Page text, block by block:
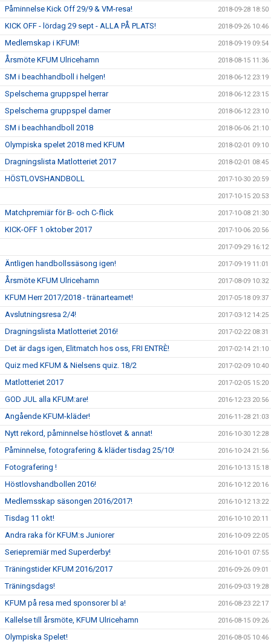
Påminnelse Kick Off 29/9 & VM-resa! 2018-09-28 18:50
KICK OFF - lördag 29 sept - ALLA PÅ PLATS! 2018-09-26 10:46
Medlemskap i KFUM! 2018-09-19 09:54
Årsmöte KFUM Ulricehamn 2018-08-15 11:36
SM i beachhandboll i helgen! 2018-06-12 23:19
Spelschema gruppspel herrar 2018-06-12 23:15
Spelschema gruppspel damer 2018-06-12 23:10
SM i beachhandboll 2018 2018-06-06 21:10
Olympiska spelet 2018 med KFUM 2018-02-01 09:10
Dragningslista Matlotteriet 2017 2018-02-01 08:45
HÖSTLOVSHANDBOLL 2017-10-30 20:59
2017-10-15 20:53
Matchpremiär för B- och C-flick 2017-10-08 21:30
KICK-OFF 1 oktober 2017 2017-10-06 20:56
2017-09-29 16:12
Äntligen handbollssäsong igen! 2017-09-19 11:01
Årsmöte KFUM Ulricehamn 2017-08-09 10:32
KFUM Herr 2017/2018 - tränarteamet! 2017-05-18 09:37
Avslutningsresa 2/4! 2017-03-12 14:25
Dragningslista Matlotteriet 2016! 2017-02-22 08:31
Det är dags igen, Elitmatch hos oss, FRI ENTRÈ! 2017-02-14 21:10
Quiz med KFUM & Nielsens quiz. 18/2 2017-02-09 10:40
Matlotteriet 2017 2017-02-05 15:20
GOD JUL alla KFUM:are! 2016-12-23 20:56
Angående KFUM-kläder! 2016-11-28 21:03
Nytt rekord, påminnelse höstlovet & annat! 2016-10-30 12:28
Påminnelse, fotografering & kläder tisdag 25/10! 2016-10-24 21:56
Fotografering ! 2016-10-13 15:18
Höstlovshandbollen 2016! 2016-10-12 20:16
Medlemsskap säsongen 2016/2017! 2016-10-12 13:22
Tisdag 11 okt! 2016-10-10 20:11
Andra raka för KFUM:s Juniorer 2016-10-09 22:05
Seriepremiär med Superderby! 2016-10-01 07:55
Träningstider KFUM 2016/2017 2016-09-26 09:01
Träningsdags! 2016-09-03 19:28
KFUM på resa med sponsorer bl a! 2016-08-23 22:17
Kallelse till årsmöte, KFUM Ulricehamn 2016-08-15 09:26
Olympiska Spelet! 2016-08-05 10:46